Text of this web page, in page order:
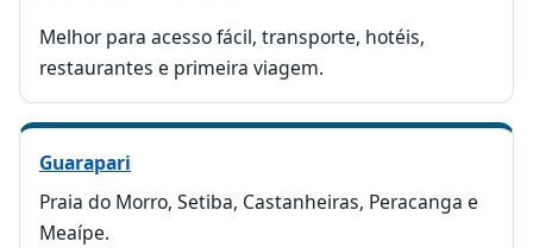
Melhor para acesso fácil, transporte, hotéis,
restaurantes e primeira viagem.
Guarapari
Praia do Morro, Setiba, Castanheiras, Peracanga e
Meaípe.